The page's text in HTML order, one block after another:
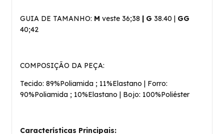
GUIA DE TAMANHO: M veste 36;38 | G 38.40 | GG
40;42
COMPOSIÇÃO DA PEÇA:
Tecido: 89%Poliamida ; 11%Elastano | Forro:
90%Poliamida ; 10%Elastano | Bojo: 100%Poliéster
Características Principais: